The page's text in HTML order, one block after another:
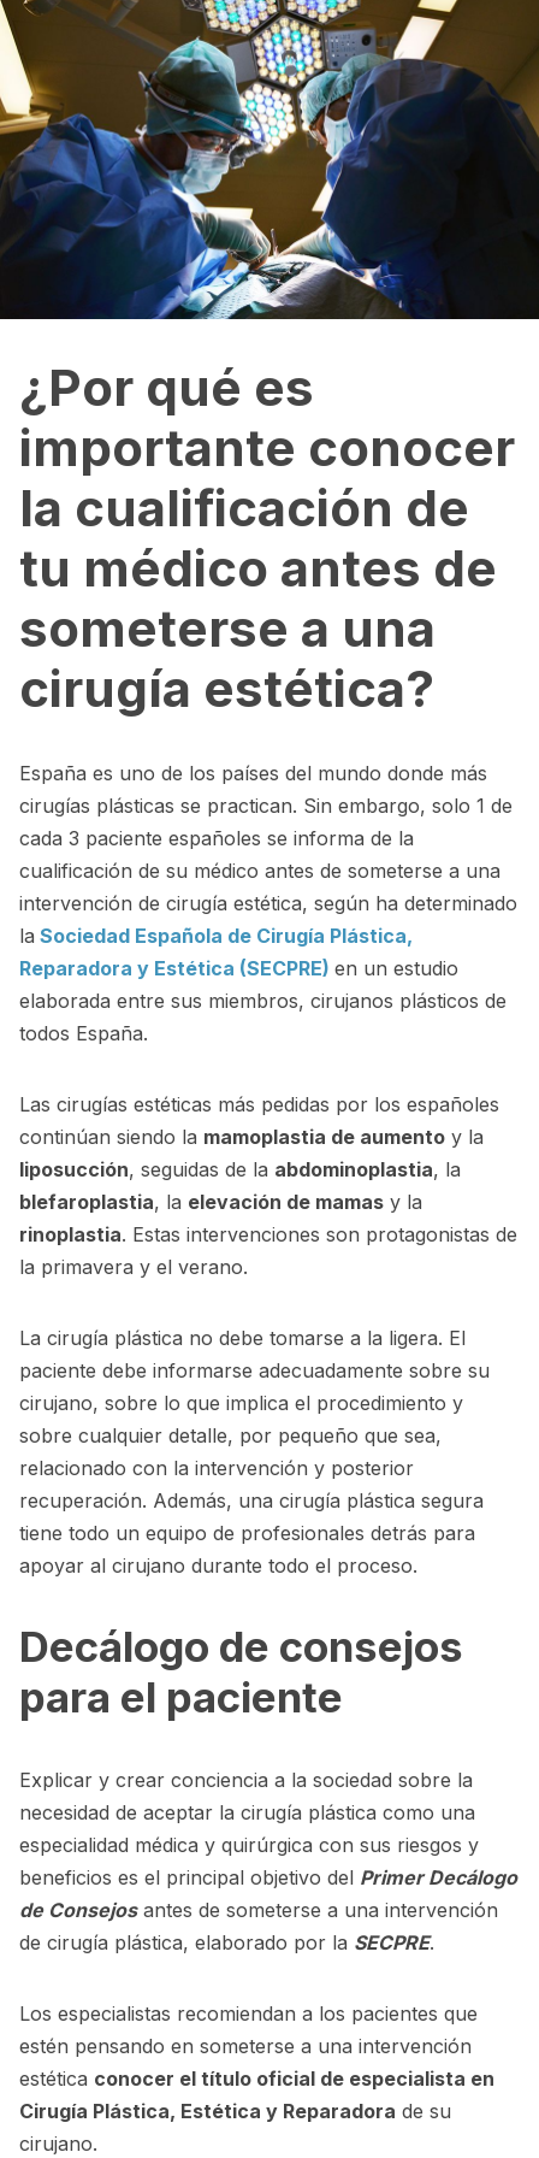
¿Por qué es
importante conocer
la cualificación de
tu médico antes de
someterse a una
cirugía estética?
España es uno de los países del mundo donde más
cirugías plásticas se practican. Sin embargo, solo 1 de
cada 3 paciente españoles se informa de la
cualificación de su médico antes de someterse a una
intervención de cirugía estética, según ha determinado
la Sociedad Española de Cirugía Plástica,
Reparadora y Estética (SECPRE) en un estudio
elaborada entre sus miembros, cirujanos plásticos de
todos España.
Las cirugías estéticas más pedidas por los españoles
continúan siendo la mamoplastia de aumento y la
liposucción, seguidas de la abdominoplastia, la
blefaroplastia, la elevación de mamas y la
rinoplastia. Estas intervenciones son protagonistas de
la primavera y el verano.
La cirugía plástica no debe tomarse a la ligera. El
paciente debe informarse adecuadamente sobre su
cirujano, sobre lo que implica el procedimiento y
sobre cualquier detalle, por pequeño que sea,
relacionado con la intervención y posterior
recuperación. Además, una cirugía plástica segura
tiene todo un equipo de profesionales detrás para
apoyar al cirujano durante todo el proceso.
Decálogo de consejos
para el paciente
Explicar y crear conciencia a la sociedad sobre la
necesidad de aceptar la cirugía plástica como una
especialidad médica y quirúrgica con sus riesgos y
beneficios es el principal objetivo del Primer Decálogo
de Consejosantes de someterse a una intervención
de cirugía plástica, elaborado por la SECPRE.
Los especialistas recomiendan a los pacientes que
estén pensando en someterse a una intervención
estética conocer el título oficial de especialista en
Cirugía Plástica, Estética y Reparadora de su
cirujano.